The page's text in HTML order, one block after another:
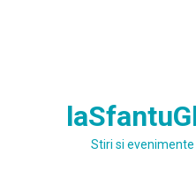
Stiri si